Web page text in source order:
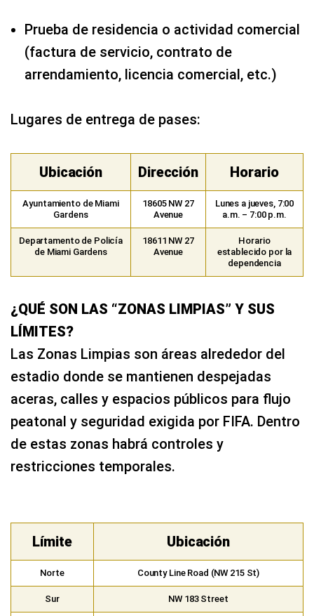
Prueba de residencia o actividad comercial
(factura de servicio, contrato de
arrendamiento, licencia comercial, etc.)
Lugares de entrega de pases:
Ubicación Dirección Horario
Ayuntamiento de Miami
Gardens
18605 NW 27
Avenue
Lunes a jueves, 7:00
a.m. – 7:00 p.m.
Departamento de Policía
de Miami Gardens
18611 NW 27
Avenue
Horario
establecido por la
dependencia
¿QUÉ SON LAS “ZONAS LIMPIAS” Y SUS
LÍMITES?
Las Zonas Limpias son áreas alrededor del
estadio donde se mantienen despejadas
aceras, calles y espacios públicos para flujo
peatonal y seguridad exigida por FIFA. Dentro
de estas zonas habrá controles y
restricciones temporales.
Límite Ubicación
Norte County Line Road (NW 215 St)
Sur NW 183 Street